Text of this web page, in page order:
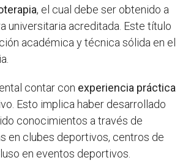
, el cual debe ser obtenido a
universitaria acreditada. Este título
académica y técnica sólida en el
contar con experiencia práctica
Esto implica haber desarrollado
conocimientos a través de
en clubes deportivos, centros de
en eventos deportivos.